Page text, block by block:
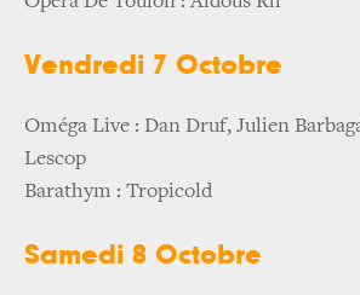
Vendredi 7 Octobre
Oméga Live : Dan Druf, Julien
Lescop
Barathym : Tropicold
Samedi 8 Octobre